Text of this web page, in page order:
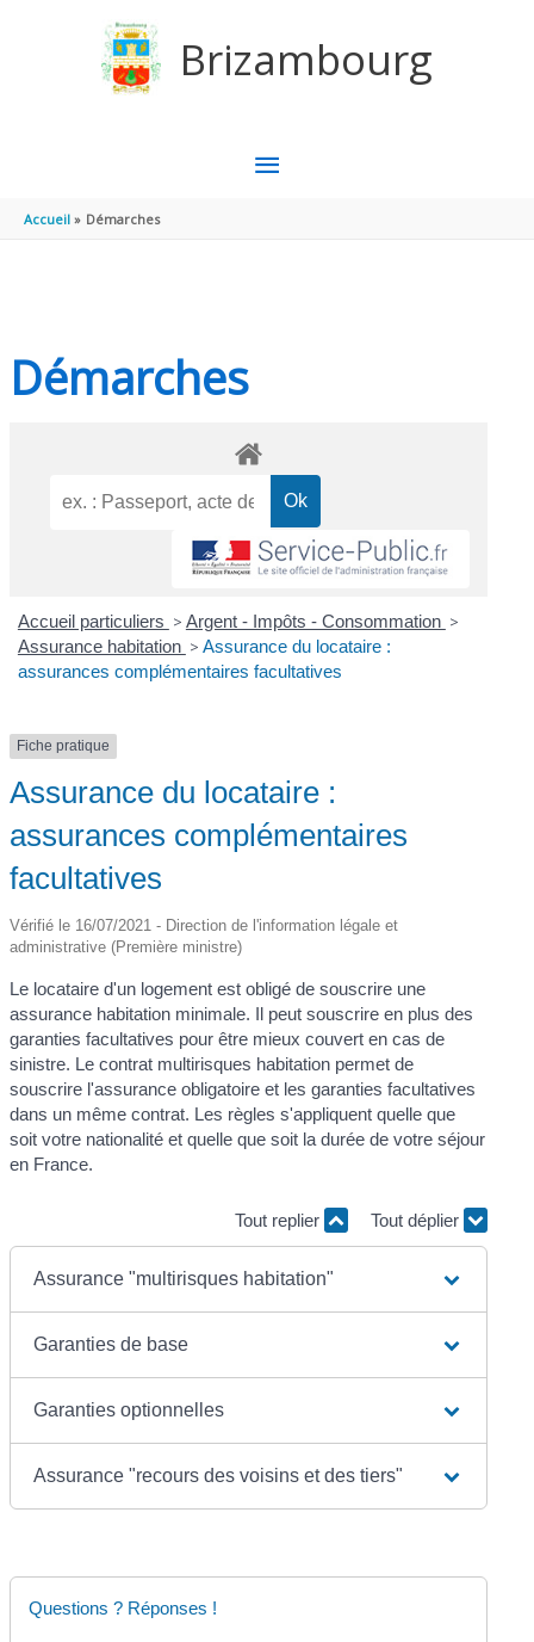
Brizambourg
MENU
Accueil Démarches
Démarches
Accueil particuliers > Argent - Impôts - Consommation >
Assurance habitation > Assurance du locataire :
assurances complémentaires facultatives
Fiche pratique
Assurance du locataire :
assurances complémentaires
facultatives
Vérifié le 16/07/2021 - Direction de l'information légale et
administrative (Première ministre)
Le locataire d'un logement est obligé de souscrire une
assurance habitation minimale. Il peut souscrire en plus des
garanties facultatives pour être mieux couvert en cas de
sinistre. Le contrat multirisques habitation permet de
souscrire l'assurance obligatoire et les garanties facultatives
dans un même contrat. Les règles s'appliquent quelle que
soit votre nationalité et quelle que soit la durée de votre séjour
en France.
Tout replier Tout déplier
Assurance "multirisques habitation"
Garanties de base
Garanties optionnelles
Assurance "recours des voisins et des tiers"
Questions ? Réponses !